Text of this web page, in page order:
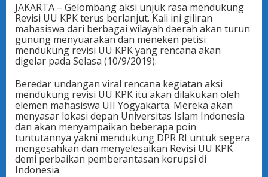
JAKARTA – Gelombang aksi unjuk rasa mendukung
Revisi UU KPK terus berlanjut. Kali ini giliran
mahasiswa dari berbagai wilayah daerah akan turun
gunung menyuarakan dan meneken petisi
mendukung revisi UU KPK yang rencana akan
digelar pada Selasa (10/9/2019).
Beredar undangan viral rencana kegiatan aksi
mendukung revisi UU KPK itu akan dilakukan oleh
elemen mahasiswa UII Yogyakarta. Mereka akan
menyasar lokasi depan Universitas Islam Indonesia
dan akan menyampaikan beberapa poin
tuntutannya yakni mendukung DPR RI untuk segera
mengesahkan dan menyelesaikan Revisi UU KPK
demi perbaikan pemberantasan korupsi di
Indonesia.